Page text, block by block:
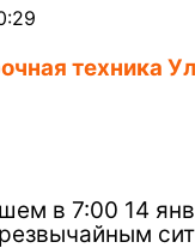
техника
в 7:00 14